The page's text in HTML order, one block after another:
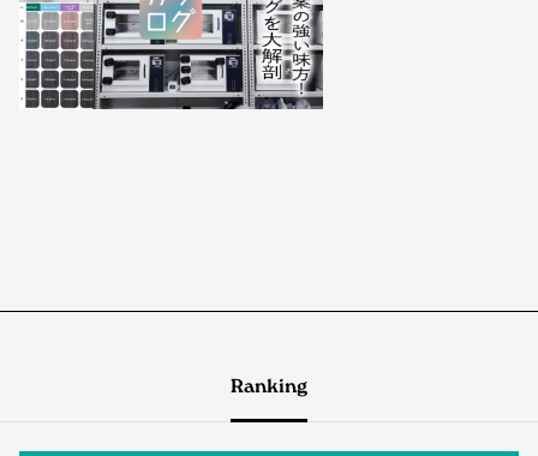
Ranking